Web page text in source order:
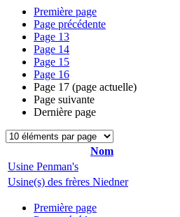
Première page
Page précédente
Page 13
Page 14
Page 15
Page 16
Page 17 (page actuelle)
Page suivante
Dernière page
Nom
Usine Penman's
Usine(s) des frères Niedner
Première page